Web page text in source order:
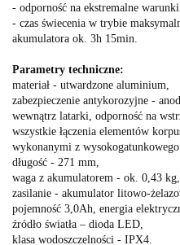
- odporność na ekstremalne warunki
- czas świecenia w trybie
akumulatora ok. 3h 15min.
Parametry techniczne:
materiał - utwardzone aluminium,
zabezpieczenie antykorozyjne -
wewnątrz latarki, odporność na
wszystkie łączenia elementów
wykonanymi z wysokogatunkowego
długość - 271 mm,
waga z akumulatorem - ok. 0,43 kg,
zasilanie - akumulator litowo-
pojemność 3,0Ah, energia
źródło światła – dioda LED,
klasa wodoszczelności - IPX4.